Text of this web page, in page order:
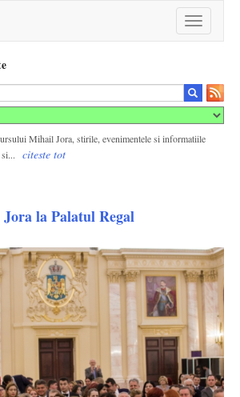
Toggle
navigation
Mihail Jora, stirile, evenimentele si informatiile
citeste tot
la Palatul Regal